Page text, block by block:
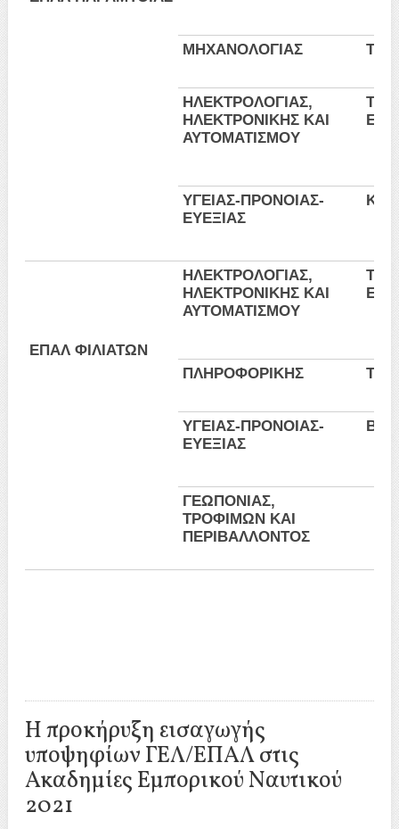
ΜΗΧΑΝΟΛΟΓΙΑΣ
ΗΛΕΚΤΡΟΛΟΓΙΑΣ,
ΗΛΕΚΤΡΟΝΙΚΗΣ ΚΑΙ
ΑΥΤΟΜΑΤΙΣΜΟΥ
ΥΓΕΙΑΣ-ΠΡΟΝΟΙΑΣ-
ΕΥΕΞΙΑΣ
ΕΠΑΛ ΦΙΛΙΑΤΩΝ
ΗΛΕΚΤΡΟΛΟΓΙΑΣ,
ΗΛΕΚΤΡΟΝΙΚΗΣ ΚΑΙ
ΑΥΤΟΜΑΤΙΣΜΟΥ
ΠΛΗΡΟΦΟΡΙΚΗΣ
ΥΓΕΙΑΣ-ΠΡΟΝΟΙΑΣ-
ΕΥΕΞΙΑΣ
ΓΕΩΠΟΝΙΑΣ,
ΤΡΟΦΙΜΩΝ ΚΑΙ
ΠΕΡΙΒΑΛΛΟΝΤΟΣ
Η προκήρυξη εισαγωγής
υποψηφίων ΓΕΛ/ΕΠΑΛ στις
Ακαδημίες Εμπορικού Ναυτικού
2021